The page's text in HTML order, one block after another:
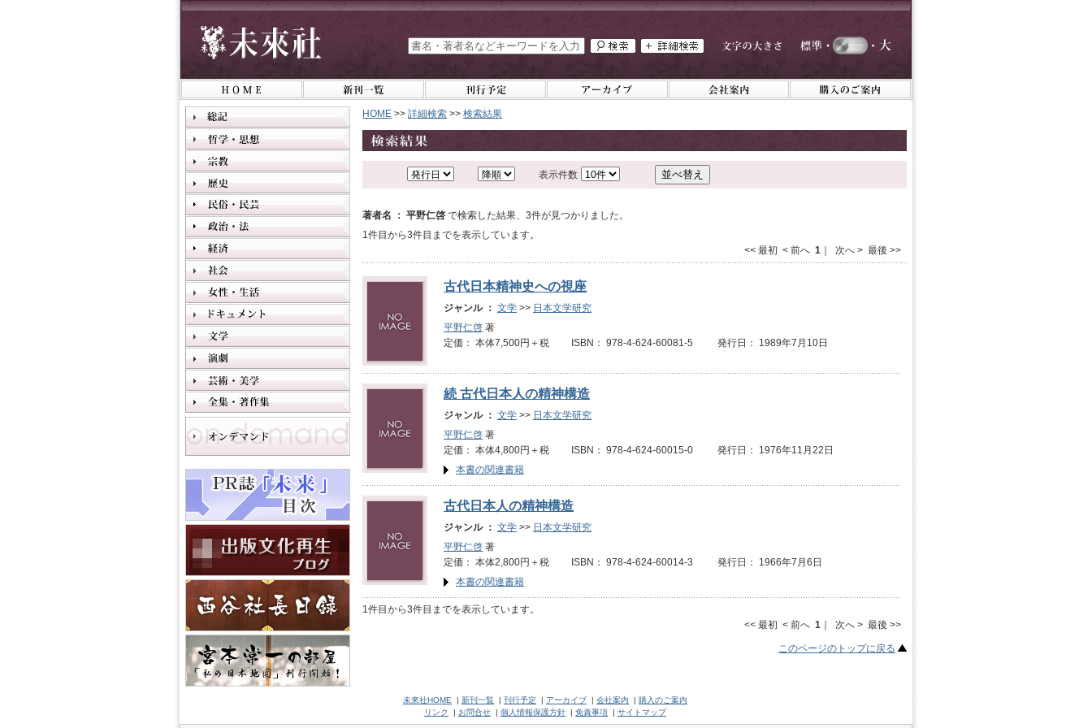
HOME >> 詳細検索 >> 検索結果
表示件数
著者名 ： 平野仁啓 で検索した結果、3件が見つかりました。
1件目から3件目までを表示しています。
<< 最初 < 前へ 1 ｜ 次へ > 最後 >>
古代日本精神史への視座
ジャンル ： 文学 >> 日本文学研究
平野仁啓 著
定価： 本体7,500円＋税 ISBN： 978-4-624-60081-5 発行日： 1989年7月10日
続 古代日本人の精神構造
ジャンル ： 文学 >> 日本文学研究
平野仁啓 著
定価： 本体4,800円＋税 ISBN： 978-4-624-60015-0 発行日： 1976年11月22日
本書の関連書籍
古代日本人の精神構造
ジャンル ： 文学 >> 日本文学研究
平野仁啓 著
定価： 本体2,800円＋税 ISBN： 978-4-624-60014-3 発行日： 1966年7月6日
本書の関連書籍
1件目から3件目までを表示しています。
<< 最初 < 前へ 1 ｜ 次へ > 最後 >>
このページのトップに戻る
未來社HOME | 新刊一覧 | 刊行予定 | アーカイブ | 会社案内 | 購入のご案内
リンク
| お問合せ | 個人情報保護方針 | 免責事項 | サイトマップ